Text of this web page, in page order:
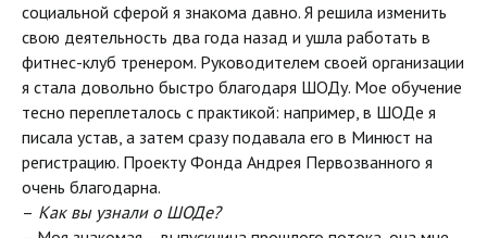
социальной сферой я знакома давно. Я решила изменить
свою деятельность два года назад и ушла работать в
фитнес-клуб тренером. Руководителем своей организации
я стала довольно быстро благодаря ШОДу. Мое обучение
тесно переплеталось с практикой: например, в ШОДе я
писала устав, а затем сразу подавала его в Минюст на
регистрацию. Проекту Фонда Андрея Первозванного я
очень благодарна.
– Как вы узнали о ШОДе?